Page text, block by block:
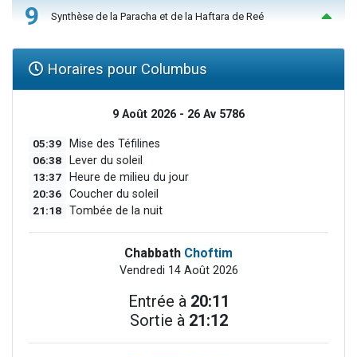
9 Synthèse de la Paracha et de la Haftara de Reé
Horaires pour Columbus
9 Août 2026 - 26 Av 5786
05:39 Mise des Téfilines
06:38 Lever du soleil
13:37 Heure de milieu du jour
20:36 Coucher du soleil
21:18 Tombée de la nuit
Chabbath Choftim
Vendredi 14 Août 2026
Entrée à 20:11
Sortie à 21:12